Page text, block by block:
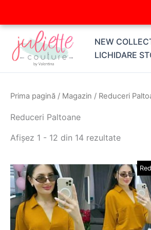
NEW
LICHIDARE
Prima pagină / Magazin / Reduceri
Reduceri Paltoane
Afișez 1 - 12 din 14 rezultate
Prețul
inițial
a
fost:
199,00 lei.
Prețul
curent
149,00 lei.
Acest
produs
are
mai
multe